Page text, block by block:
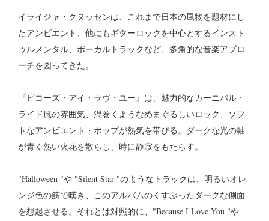
イライジャ・クヌッセンは、これまで日本の風物を題材にし
たアンビエント、他にもギターロックを中心とするインスト
ゥルメンタル、ボーカルトラックなど、多角的な音楽アプロ
ーチを図ってきた。
『ビコーズ・アイ・ラヴ・ユー』は、魅力的なカーニバル・
ライド風の雰囲気、渦巻くようなめまぐるしいロック、ソフ
トなアンビエント・ポップが熱気を帯びる。ダークな光の軸
が青く熱い火花を散らし、時に静寂をもたらす。
"Halloween "や "Silent Star "のようなトラックは、明るいオレ
ンジ色の筋で嘆き、このアルバムのくすぶったダークな側面
を想起させる。それとは対照的に、"Because I Love You "や